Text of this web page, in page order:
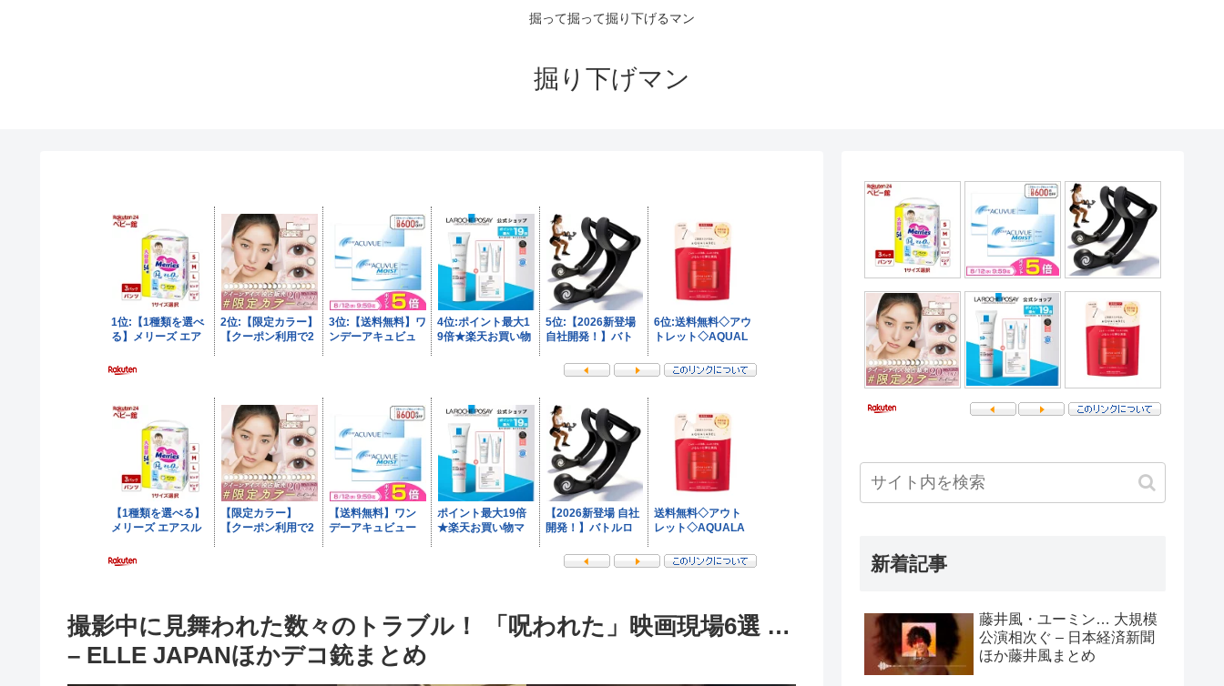
掘って掘って掘り下げるマン
掘り下げマン
撮影中に見舞われた数々のトラブル！ 「呪われた」映画現場6選 …
– ELLE JAPANほかデコ銃まとめ
新着記事
藤井風・ユーミン… 大規模
公演相次ぐ – 日本経済新聞
ほか藤井風まとめ